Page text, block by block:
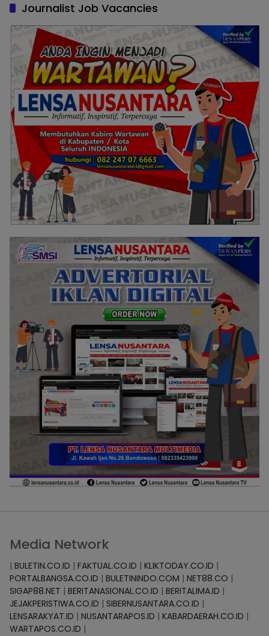
Journalist Job Vacancies
Media Network
| BULETIN.CO.ID | FAKTUAL.CO.ID | KLIKTODAY.CO.ID |
PORTALBANGSA.CO.ID | BULETININDO.COM | NET88.CO |
SIGAP88.NET | BERITANASIONAL.CO.ID | BERITALIMA.ID |
JEJAKPERISTIWA.CO.ID | SIBERNUSANTARA.CO.ID |
LENSARAKYAT.ID | NUSANTARAPOS.ID | KABARDAERAH.CO.ID |
WARTAPOS.CO.ID |